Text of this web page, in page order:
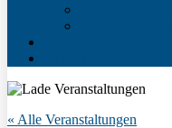
« Alle Veranstaltungen